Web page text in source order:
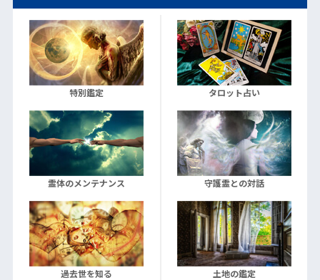
特別鑑定 タロット占い
霊体のメンテナンス 守護霊との対話
過去世を知る 土地の鑑定